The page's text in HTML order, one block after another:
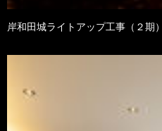
岸和田城ライトアップ工事（２期）